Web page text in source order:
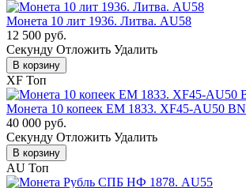
Монета 10 лит 1936. Литва. AU58
12 500 руб.
Cекунду Отложить Удалить
В корзину
XF Топ
Монета 10 копеек ЕМ 1833. XF45-AU50 BN
40 000 руб.
Cекунду Отложить Удалить
В корзину
AU Топ